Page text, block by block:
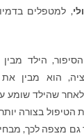
, למטפלים
הילד
הוא מבין
לאחר שהילד שומע
בצורה
גם מצפה לכך,